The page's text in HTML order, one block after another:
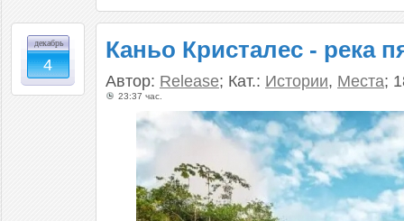
декабрь
4
Каньо Кристалес - река
Автор: Release; Кат.: Истории, Места;
23:37 час.